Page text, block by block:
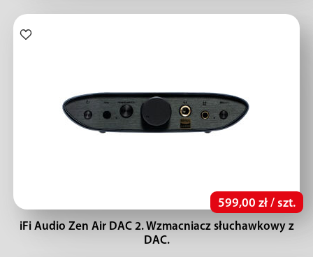
599,00 zł / szt.
iFi Audio Zen Air DAC 2. Wzmacniacz słuchawkowy z
DAC.